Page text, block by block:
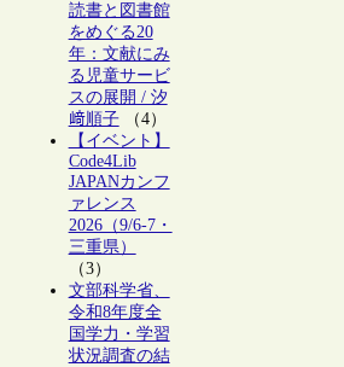
読書と図書館
をめぐる20
年：文献にみ
る児童サービ
スの展開 / 汐
﨑順子（4）
【イベント】
Code4Lib
JAPANカンフ
ァレンス
2026（9/6-7・
三重県）
（3）
文部科学省、
令和8年度全
国学力・学習
状況調査の結